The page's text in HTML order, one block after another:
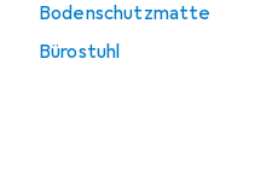
Bodenschutzmatte
Bürostuhl